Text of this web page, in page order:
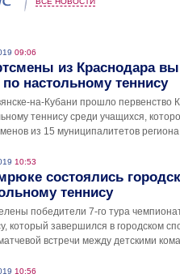
09:06
из Краснодара
по настольному теннису
на-Кубани прошло первенство
теннису среди учащихся,
из 15 муниципалитетов
10:53
состоялись
теннису
победители 7-го тура
который завершился в городском
встречи между детскими
10:56